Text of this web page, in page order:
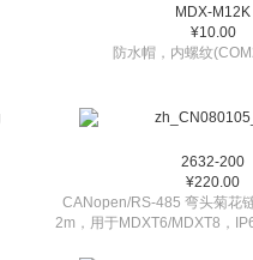
MDX-M12K
¥10.00
防水帽，内螺纹
2632-200
¥220.00
CANopen/RS-485 弯头菊花
2m，用于MDXT6/MDXT8，